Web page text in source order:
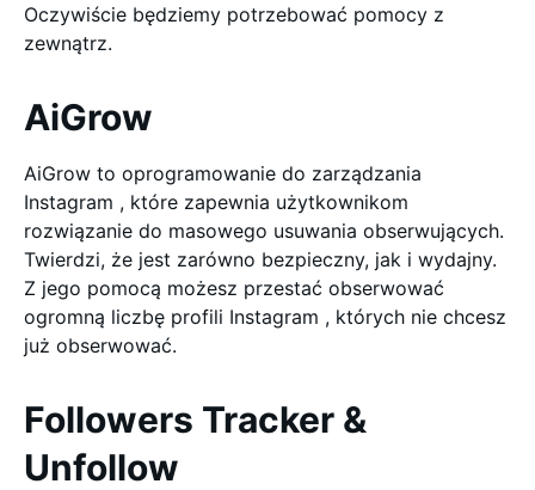
Oczywiście będziemy potrzebować pomocy z
zewnątrz.
AiGrow
AiGrow to oprogramowanie do zarządzania
Instagram , które zapewnia użytkownikom
rozwiązanie do masowego usuwania obserwujących.
Twierdzi, że jest zarówno bezpieczny, jak i wydajny.
Z jego pomocą możesz przestać obserwować
ogromną liczbę profili Instagram , których nie chcesz
już obserwować.
Followers Tracker &
Unfollow